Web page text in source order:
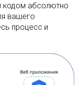
кодом абсолютно
вашего
процесс и